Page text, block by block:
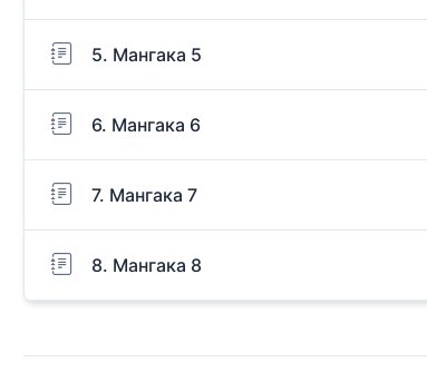
5. Мангака 5
6. Мангака 6
7. Мангака 7
8. Мангака 8